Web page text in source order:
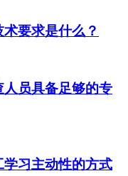
要求是什么？
员具备足够的专
习主动性的方式